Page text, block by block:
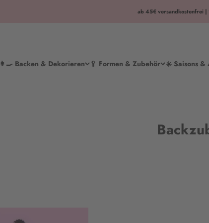
ab 45€ versandkostenfrei |
👩‍🍳 Backen & Dekorieren 🥄 Formen & Zubehör ☀️ Saisons &